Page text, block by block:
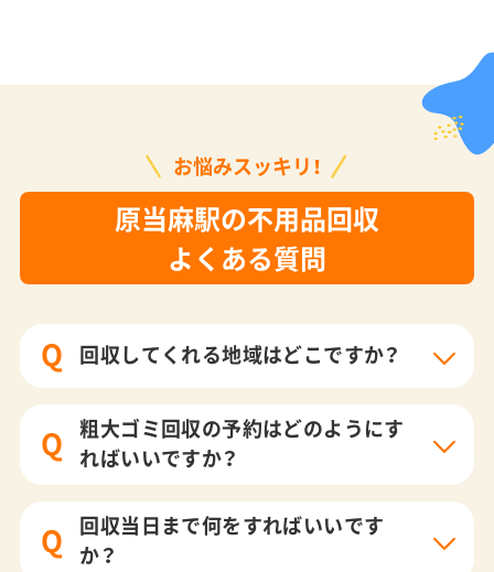
お悩みスッキリ！
原当麻駅の不用品回収
よくある質問
Q 回収してくれる地域はどこですか？
Q
粗大ゴミ回収の予約はどのようにす
ればいいですか？
Q
回収当日まで何をすればいいです
か？